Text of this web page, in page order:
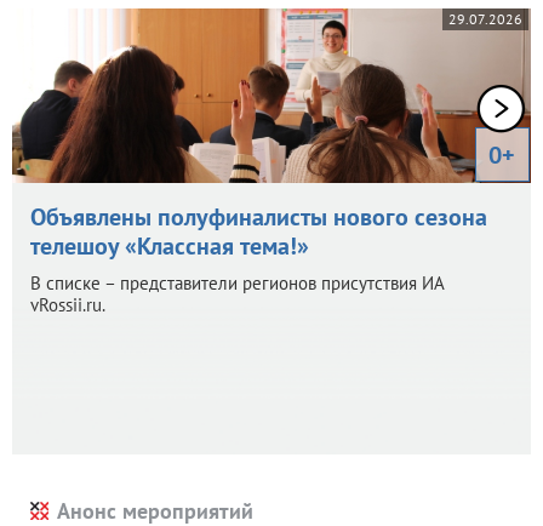
29.07.2026
0+
Объявлены полуфиналисты нового сезона
телешоу «Классная тема!»
В списке – представители регионов присутствия ИА
vRossii.ru.
Анонс мероприятий